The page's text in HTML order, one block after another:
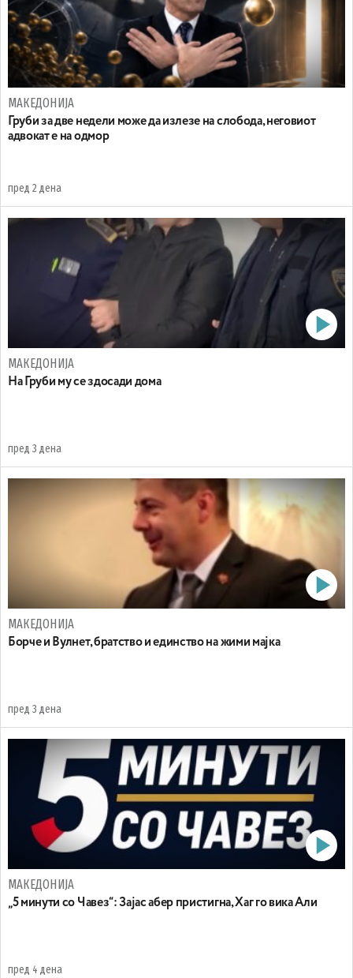
МАКЕДОНИЈА
Груби за две недели може да излезе на слобода, неговиот
адвокат е на одмор
пред 2 дена
МАКЕДОНИЈА
На Груби му се здосади дома
пред 3 дена
МАКЕДОНИЈА
Борче и Вулнет, братство и единство на жими мајка
пред 3 дена
МАКЕДОНИЈА
„5 минути со Чавез“: Зајас абер пристигна, Хаг го вика Али
пред 4 дена